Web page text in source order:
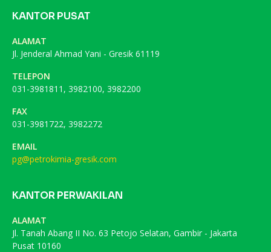
KANTOR PUSAT
ALAMAT
Jl. Jenderal Ahmad Yani - Gresik 61119
TELEPON
031-3981811, 3982100, 3982200
FAX
031-3981722, 3982272
EMAIL
pg@petrokimia-gresik.com
KANTOR PERWAKILAN
ALAMAT
Jl. Tanah Abang II No. 63 Petojo Selatan, Gambir - Jakarta
Pusat 10160